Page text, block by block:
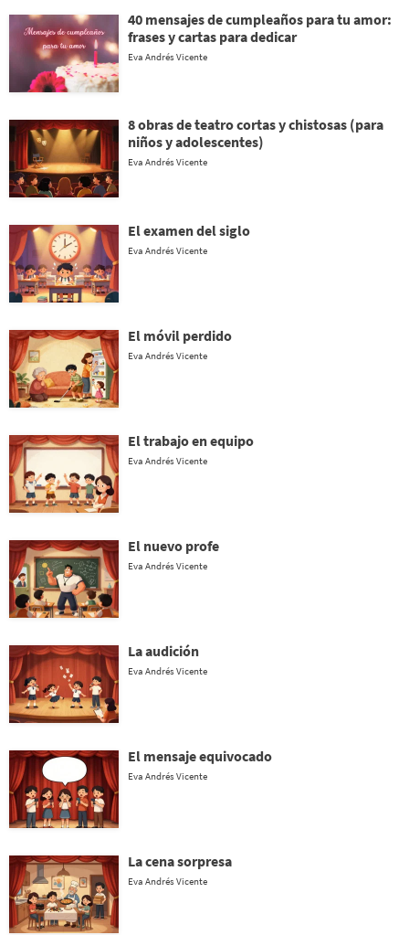
40 mensajes de cumpleaños para tu amor:
frases y cartas para dedicar
Eva Andrés Vicente
8 obras de teatro cortas y chistosas (para
niños y adolescentes)
Eva Andrés Vicente
El examen del siglo
Eva Andrés Vicente
El móvil perdido
Eva Andrés Vicente
El trabajo en equipo
Eva Andrés Vicente
El nuevo profe
Eva Andrés Vicente
La audición
Eva Andrés Vicente
El mensaje equivocado
Eva Andrés Vicente
La cena sorpresa
Eva Andrés Vicente